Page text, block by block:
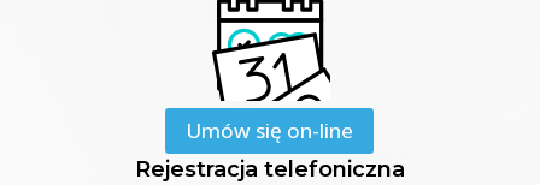
Umów się on-line
Rejestracja telefoniczna